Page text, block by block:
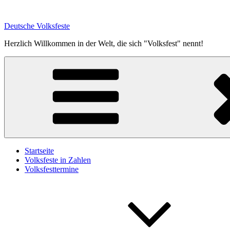
springen
Deutsche Volksfeste
Herzlich Willkommen in der Welt, die sich "Volksfest" nennt!
Startseite
Volksfeste in Zahlen
Volksfesttermine